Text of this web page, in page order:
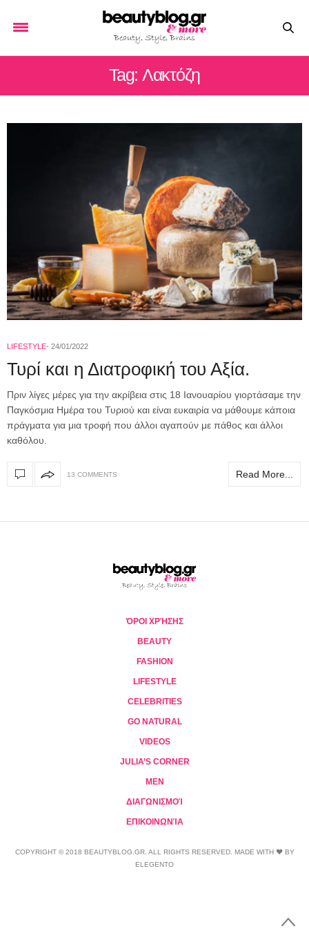
Tag: Λακτόζη
LIFESTYLE 24/01/2022
Τυρί και η Διατροφική του Αξία.
Πριν λίγες μέρες για την ακρίβεια στις 18 Ιανουαρίου γιορτάσαμε την
Παγκόσμια Ημέρα του Τυριού και είναι ευκαιρία να μάθουμε κάποια
πράγματα για μια τροφή που άλλοι αγαπούν με πάθος και άλλοι
καθόλου.
13 COMMENTS Read More...
ΌΡΟΙ ΧΡΉΣΗΣ
BEAUTY
FASHION
LIFESTYLE
CELEBRITIES
GO NATURAL
VIDEOS
JULIA’S CORNER
MEN
ΔΙΑΓΩΝΙΣΜΟΊ
ΕΠΙΚΟΙΝΩΝΊΑ
COPYRIGHT © 2018 BEAUTYBLOG.GR. ALL RIGHTS RESERVED. MADE WITH ❤ BY
ELEGENTO